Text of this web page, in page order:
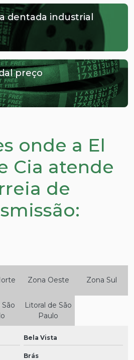
dentada industrial
preço
onde a El
Cia atende
de
Zona Oeste Zona Sul
São
Litoral de São
Paulo
Bela Vista
Brás